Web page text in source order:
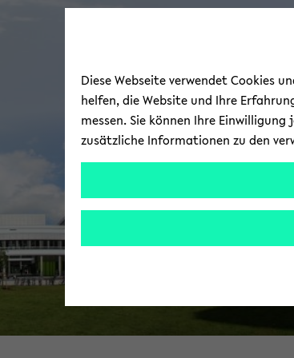
Diese Webseite verwendet Cookies
helfen, die Website und Ihre
messen. Sie können Ihre
zusätzliche Informationen zu den